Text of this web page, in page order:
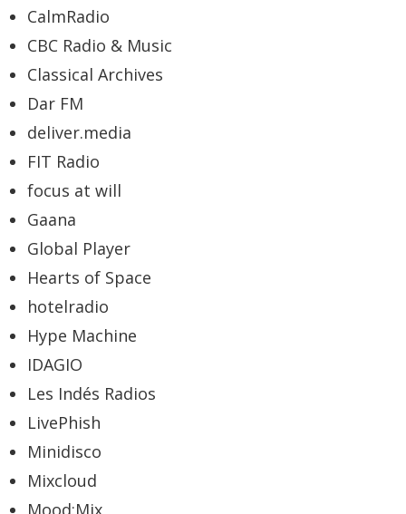
CalmRadio
CBC Radio & Music
Classical Archives
Dar FM
deliver.media
FIT Radio
focus at will
Gaana
Global Player
Hearts of Space
hotelradio
Hype Machine
IDAGIO
Les Indés Radios
LivePhish
Minidisco
Mixcloud
Mood:Mix